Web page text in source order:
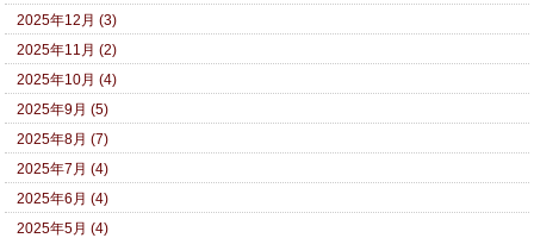
2025年12月 (3)
2025年11月 (2)
2025年10月 (4)
2025年9月 (5)
2025年8月 (7)
2025年7月 (4)
2025年6月 (4)
2025年5月 (4)